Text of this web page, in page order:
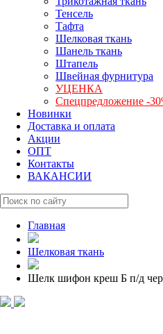
Тенсель
Тафта
Шелковая ткань
Шанель ткань
Штапель
Швейная фурнитура
УЦЕНКА
Спецпредложение -
Новинки
Доставка и оплата
Акции
ОПТ
Контакты
ВАКАНСИИ
Главная
Шелковая ткань
Шелк шифон креш Б п/д